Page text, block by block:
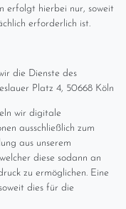
erfolgt hierbei nur, soweit
erforderlich ist.
die Dienste des
Platz 4, 50668 Köln
wir digitale
ausschließlich zum
aus unserem
diese sodann an
zu ermöglichen. Eine
dies für die